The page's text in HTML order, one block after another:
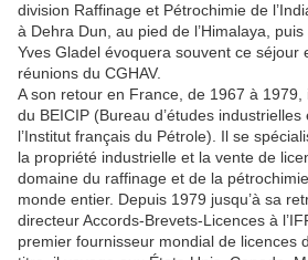
division Raffinage et Pétrochimie de
à Dehra Dun, au pied de l’Himalaya, puis
Yves Gladel évoquera souvent ce séjour
réunions du CGHAV.
A son retour en France, de 1967 à
du BEICIP (Bureau d’études
l’Institut français du Pétrole). Il se
la propriété industrielle et la vente de
domaine du raffinage et de la
monde entier. Depuis 1979 jusqu’à sa
directeur Accords-Brevets-Licences à
premier fournisseur mondial de licences